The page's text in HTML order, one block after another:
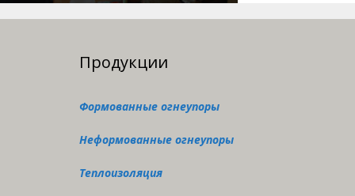
Продукции
Формованные огнеупоры
Неформованные огнеупоры
Теплоизоляция